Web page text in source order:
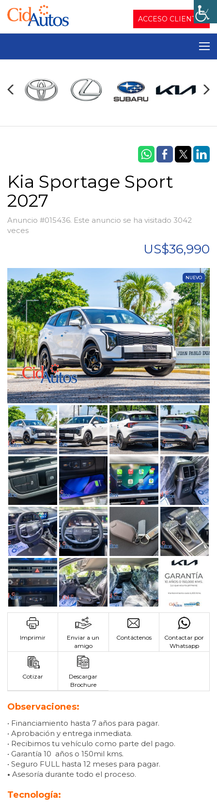
ACCESO CLIENTES
Kia Sportage Sport
2027
Anuncio #015436. Este anuncio se ha visitado 3042
veces
US$36,990
NUEVO
Imprimir
Enviar a un
amigo
Contáctenos
Contactar por
Whatsapp
Cotizar
Descargar
Brochure
Observaciones:
• Financiamiento hasta 7 años para pagar.
• Aprobación y entrega inmediata.
• Recibimos tu vehículo como parte del pago.
• Garantía 10 años o 150mil kms.
• Seguro FULL hasta 12 meses para pagar.
• Asesoría durante todo el proceso.
Tecnología: